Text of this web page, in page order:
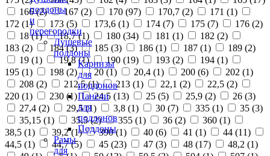
поддоны
и
перегородки
Душевые
поддоны
Карнизы
для
поддонов
Панели
для
поддонов
Поддоны
Рамы
для
166 (2) 167 (2) 170 (97) 170,7 (2) 171 (1)
172 (1) 173 (5) 173,6 (1) 174 (7) 175 (7) 176 (2)
18 (1) 18,7 (1) 180 (34) 181 (1) 182 (2)
183 (2) 184 (3) 185 (3) 186 (1) 187 (1) 189 (2)
19 (1) 19,8 (1) 190 (19) 193 (2) 194 (1)
195 (1) 198 (2) 20 (1) 20,4 (1) 200 (6) 202 (1)
208 (2) 212,5 (1) 213 (1) 22,1 (2) 22,5 (2)
220 (1) 230 (1) 24,5 (13) 25 (5) 25,9 (2) 26 (3)
27,4 (2) 29,5 (1) 3,8 (1) 30 (7) 335 (1) 35 (3)
35,15 (1) 35,5 (2) 355 (1) 36 (2) 360 (1)
38,5 (1) 39,2 (1) 390 (1) 40 (6) 41 (1) 44 (11)
44,5 (1) 44,7 (5) 45 (23) 47 (3) 48 (17) 48,2 (1)